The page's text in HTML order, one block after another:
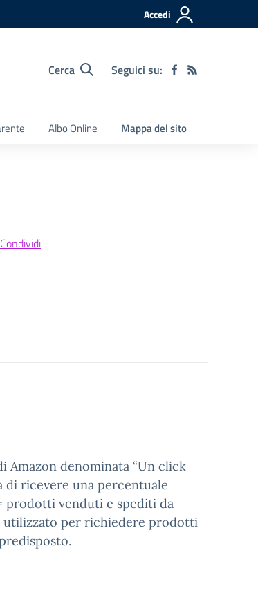
Accedi
Cerca Seguici su:
Albo Online Mappa del sito
Amazon denominata “Un click
di ricevere una percentuale
prodotti venduti e spediti da
utilizzato per richiedere prodotti